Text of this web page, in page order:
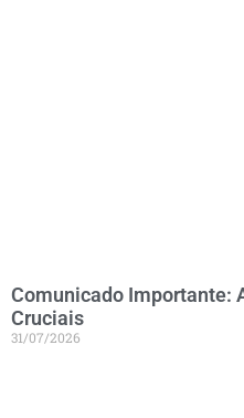
Comunicado Importante:
Cruciais
31/07/2026